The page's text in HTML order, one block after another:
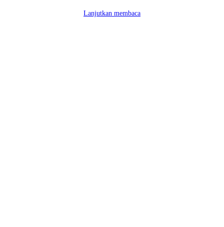
Lanjutkan membaca